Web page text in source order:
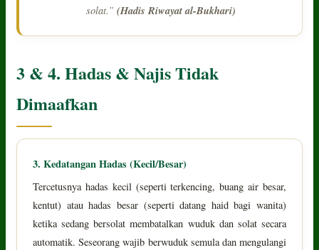
solat.” (Hadis Riwayat al-Bukhari)
3 & 4. Hadas & Najis Tidak
Dimaafkan
3. Kedatangan Hadas (Kecil/Besar)
Tercetusnya hadas kecil (seperti terkencing, buang air besar,
kentut) atau hadas besar (seperti datang haid bagi wanita)
ketika sedang bersolat membatalkan wuduk dan solat secara
automatik. Seseorang wajib berwuduk semula dan mengulangi